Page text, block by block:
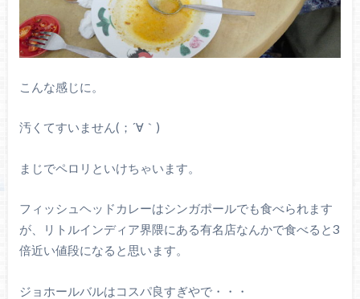
こんな感じに。
汚くてすいません(；´∀｀)
まじでペロリといけちゃいます。
フィッシュヘッドカレーはシンガポールでも食べられます
が、リトルインディア界隈にある有名店なんかで食べると3
倍近い値段になると思います。
ジョホールバルはコスパ良すぎやで・・・